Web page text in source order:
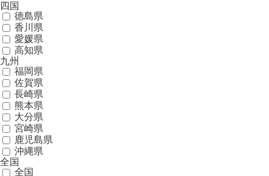
四国
徳島県
香川県
愛媛県
高知県
九州
福岡県
佐賀県
長崎県
熊本県
大分県
宮崎県
鹿児島県
沖縄県
全国
全国